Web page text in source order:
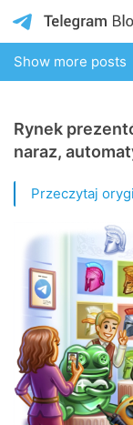
Show more posts
Rynek
naraz,
Przeczytaj